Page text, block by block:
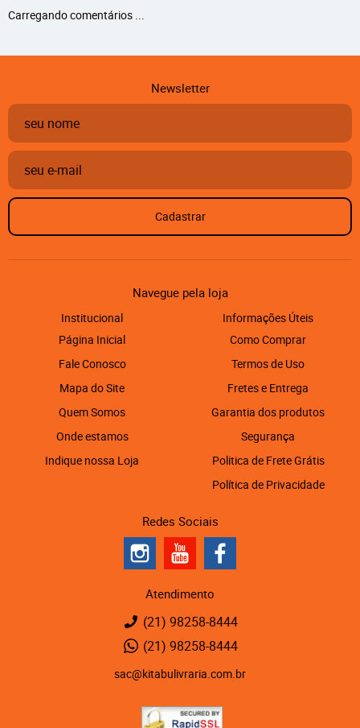
Carregando comentários ...
Newsletter
Cadastrar
Navegue pela loja
Institucional
Página Inicial
Fale Conosco
Mapa do Site
Quem Somos
Onde estamos
Indique nossa Loja
Informações Úteis
Como Comprar
Termos de Uso
Fretes e Entrega
Garantia dos produtos
Segurança
Politica de Frete Grátis
Política de Privacidade
Redes Sociais
Atendimento
(21) 98258-8444
(21) 98258-8444
sac@kitabulivraria.com.br